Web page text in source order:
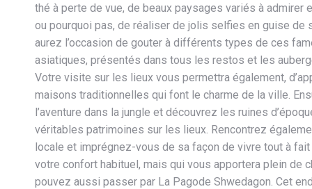
thé à perte de vue, de beaux paysages variés à admirer
ou pourquoi pas, de réaliser de jolis selfies en guise de
aurez l’occasion de gouter à différents types de ces
asiatiques, présentés dans tous les restos et les
Votre visite sur les lieux vous permettra également,
maisons traditionnelles qui font le charme de la ville.
l’aventure dans la jungle et découvrez les ruines
véritables patrimoines sur les lieux. Rencontrez
locale et imprégnez-vous de sa façon de vivre tout à
votre confort habituel, mais qui vous apportera plein de
pouvez aussi passer par La Pagode Shwedagon. Cet